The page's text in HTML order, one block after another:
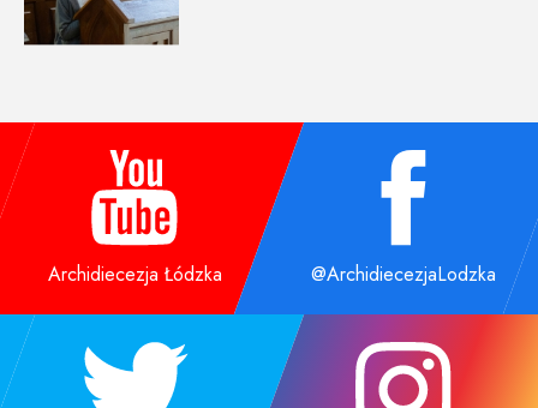
Archidiecezja Łódzka @ArchidiecezjaLodzka